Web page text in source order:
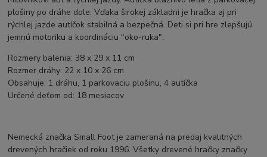
plošiny po dráhe dole. Vďaka širokej základni je hračka aj pri
rýchlej jazde autíčok stabilná a bezpečná. Deti si pri hre zlepšujú
jemnú motoriku a koordináciu "oko-ruka".
Rozmery balenia: 38 x 29 x 11 cm
Rozmer dráhy: 22 x 10 x 26 cm
Obsahuje: 1 dráhu, 1 parkovaciu plošinu, 4 autíčka
Určené deťom od: 18 mesiacov
Nemecká značka Small Foot je zameraná na predaj kvalitných
drevených hračiek od roku 1996. Všetky drevené hračky značky